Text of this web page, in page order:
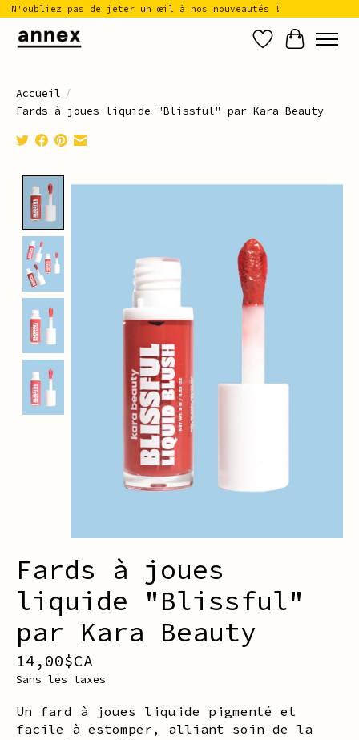
N'oubliez pas de jeter un œil à nos nouveautés !
Liste de
Panier
Accueil /
Fards à joues liquide "Blissful" par Kara Beauty
Product image slideshow Items
Fards à joues
liquide "Blissful"
par Kara Beauty
14,00$CA
Sans les taxes
Un fard à joues liquide pigmenté et
facile à estomper, alliant soin de la